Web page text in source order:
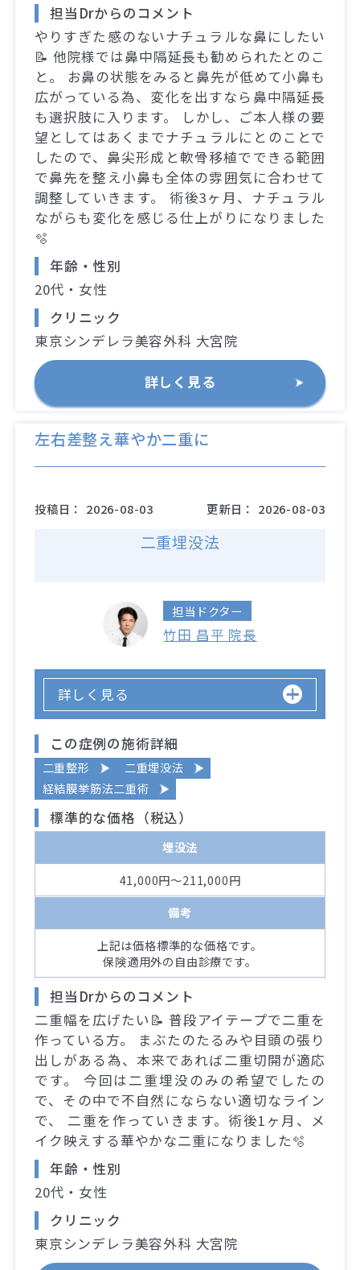
担当Drからのコメント
やりすぎた感のないナチュラルな鼻にしたい
📝 他院様では鼻中隔延長も勧められたとのこ
と。 お鼻の状態をみると鼻先が低めて小鼻も
広がっている為、変化を出すなら鼻中隔延長
も選択肢に入ります。 しかし、ご本人様の要
望としてはあくまでナチュラルにとのことで
したので、鼻尖形成と軟骨移植でできる範囲
で鼻先を整え小鼻も全体の雰囲気に合わせて
調整していきます。 術後3ヶ月、ナチュラル
ながらも変化を感じる仕上がりになりました
🫧
年齢・性別
20代・女性
クリニック
東京シンデレラ美容外科 大宮院
詳しく見る
左右差整え華やか二重に
投稿日： 2026-08-03 更新日： 2026-08-03
二重埋没法
担当ドクター
竹田 昌平 院長
詳しく見る
この症例の施術詳細
二重整形
二重埋没法
経結膜挙筋法二重術
標準的な価格（税込）
埋没法
41,000円～211,000円
備考
上記は価格標準的な価格です。
保険適用外の自由診療です。
担当Drからのコメント
二重幅を広げたい📝 普段アイテープで二重を
作っている方。 まぶたのたるみや目頭の張り
出しがある為、本来であれば二重切開が適応
です。 今回は二重埋没のみの希望でしたの
で、その中で不自然にならない適切なライン
で、 二重を作っていきます。術後1ヶ月、メ
イク映えする華やかな二重になりました🫧
年齢・性別
20代・女性
クリニック
東京シンデレラ美容外科 大宮院